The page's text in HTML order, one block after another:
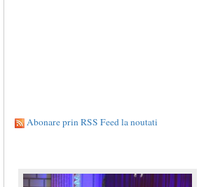
Abonare prin RSS Feed la noutati